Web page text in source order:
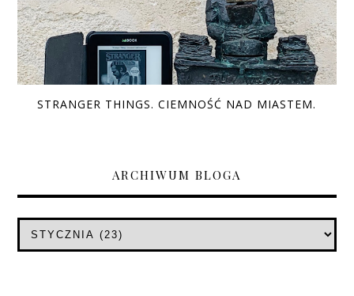
STRANGER THINGS. CIEMNOŚĆ NAD MIASTEM.
ARCHIWUM BLOGA